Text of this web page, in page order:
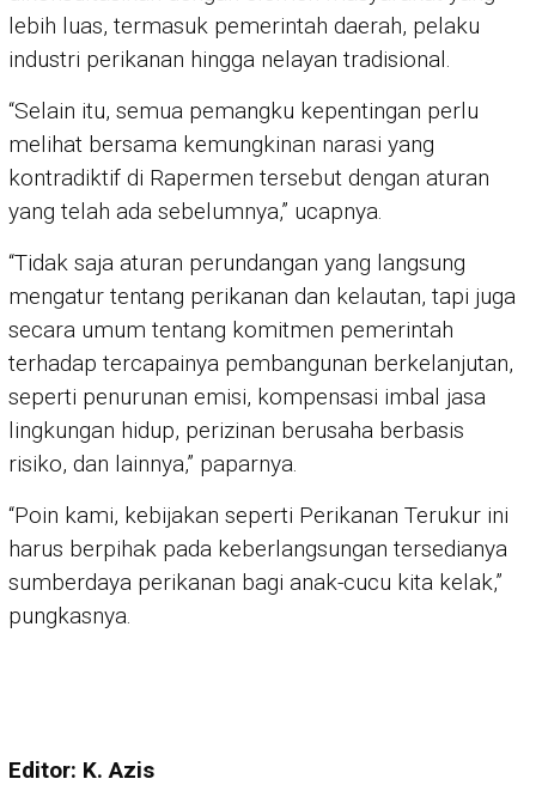
lebih luas, termasuk pemerintah daerah, pelaku
industri perikanan hingga nelayan tradisional.
“Selain itu, semua pemangku kepentingan perlu
melihat bersama kemungkinan narasi yang
kontradiktif di Rapermen tersebut dengan aturan
yang telah ada sebelumnya,” ucapnya.
“Tidak saja aturan perundangan yang langsung
mengatur tentang perikanan dan kelautan, tapi juga
secara umum tentang komitmen pemerintah
terhadap tercapainya pembangunan berkelanjutan,
seperti penurunan emisi, kompensasi imbal jasa
lingkungan hidup, perizinan berusaha berbasis
risiko, dan lainnya,” paparnya.
“Poin kami, kebijakan seperti Perikanan Terukur ini
harus berpihak pada keberlangsungan tersedianya
sumberdaya perikanan bagi anak-cucu kita kelak,”
pungkasnya.
Editor: K. Azis